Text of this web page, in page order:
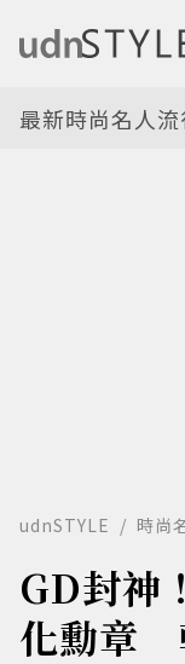
最新時尚名人
udnSTYLE 時尚
GD封神
化勳章